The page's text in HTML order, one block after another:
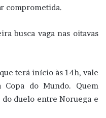
comprometida.
busca vaga nas oitavas
terá início às 14h, vale
do Mundo. Quem
duelo entre Noruega e